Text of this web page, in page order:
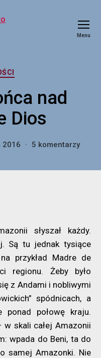
Menu
nad
Dios
2016 5 komentarzydo
słyszał każdy.
Są tu jednak tysiące
przykład Madre de
regionu. Żeby było
z Andami i nobliwymi
spódnicach, a
ponad połowę kraju.
skali całej Amazonii
wpada do Beni, ta do
samej Amazonki. Nie